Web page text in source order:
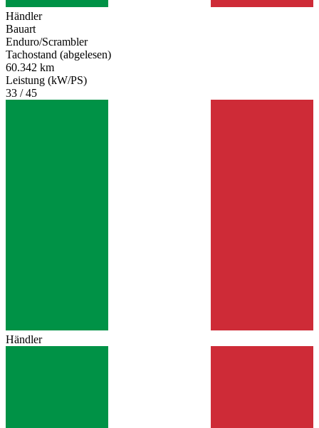
Händler
Bauart
Enduro/Scrambler
Tachostand (abgelesen)
60.342 km
Leistung (kW/PS)
33 / 45
Händler